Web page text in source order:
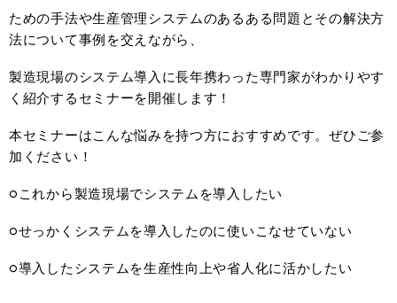
ための手法や生産管理システムのあるある問題とその解決方
法について事例を交えながら、
製造現場のシステム導入に長年携わった専門家がわかりやす
く紹介するセミナーを開催します！
本セミナーはこんな悩みを持つ方におすすめです。ぜひご参
加ください！
○これから製造現場でシステムを導入したい
○せっかくシステムを導入したのに使いこなせていない
○導入したシステムを生産性向上や省人化に活かしたい